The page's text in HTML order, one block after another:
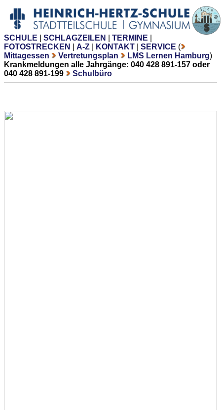
SCHULE SCHLAGZEILEN TERMINE
FOTOSTRECKEN
A-Z KONTAKT SERVICE (
Mittagessen
Vertretungsplan LMS Lernen Hamburg)
Krankmeldungen alle Jahrgänge: 040 428 891-157 oder
040 428 891-199
Schulbüro